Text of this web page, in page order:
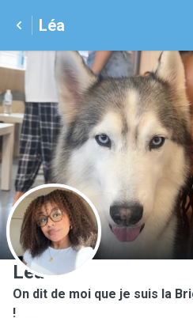
Léa
L
Léa
On dit de moi que je suis la
!